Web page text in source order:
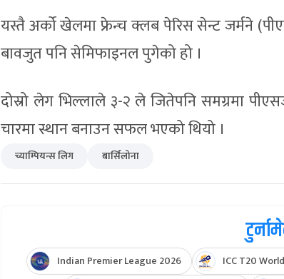
यस्तै अर्को खेलमा फ्रेन्च क्लब पेरिस सेन्ट जर्मने
बावजुत पनि सेमिफाइनल पुगेको हो ।
दोस्रो लेग भिल्लाले ३-२ ले जितेपनि समग्रमा
चारमा स्थान बनाउन सफल भएको थियो ।
च्याम्पियन्स लिग बार्सिलोना
Indian Premier League 2026 ICC T20